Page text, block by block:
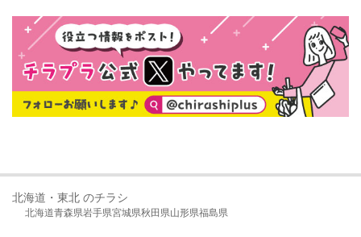
北海道・東北 のチラシ
北海道青森県岩手県宮城県秋田県山形県福島県